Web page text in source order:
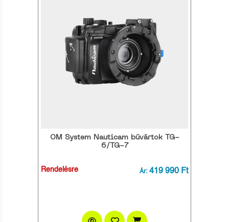
OM System Nauticam búvártok TG-
6/TG-7
Rendelésre Ár: 419 990 Ft